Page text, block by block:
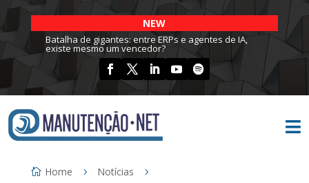
NEW
Batalha de gigantes: entre ERPs e agentes de IA,
existe mesmo um vencedor?

Home
Notícias